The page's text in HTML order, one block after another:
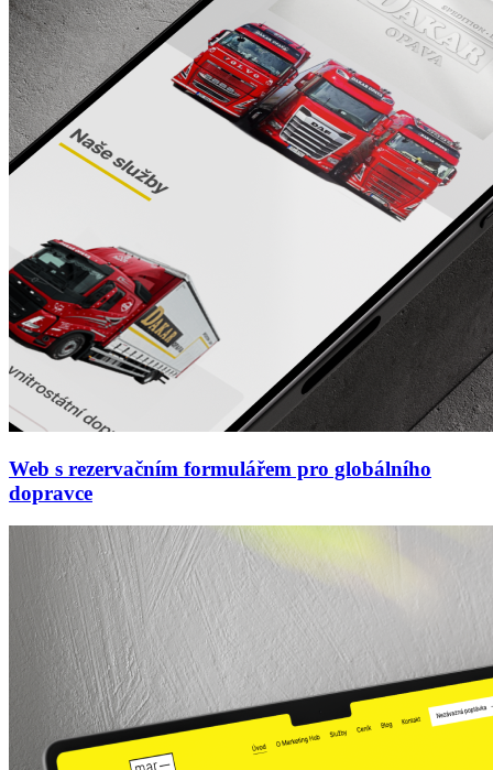
Web s rezervačním formulářem pro globálního
dopravce